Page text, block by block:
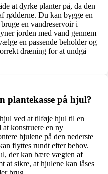
at dyrke planter på, da den
rødderne. Du kan bygge en
en vandreservoir i
jorden med vand gennem
en passende beholder og
dræning for at undgå
plantekasse på hjul?
ved at tilføje hjul til en
at konstruere en ny
hjulene på den nederste
flyttes rundt efter behov.
der kan bære vægten af
at sikre, at hjulene kan låses